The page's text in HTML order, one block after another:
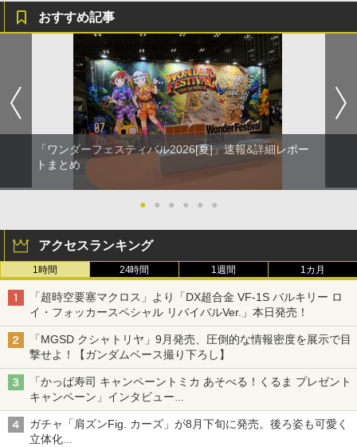
おすすめ記事
「ワンダーフェスティバル2026[夏]」速報&詳細レポー
トまとめ
● ● ● ● ● ●
アクセスランキング
1時間 24時間 1週間 1カ月
「超時空要塞マクロス」より「DX超合金 VF-1S バルキリー ロ
イ・フォッカースペシャル リバイバルVer.」本日発売！
「MGSD クシャトリヤ」9月発売、圧倒的な情報密度を展示で目
撃せよ！【ガンダムベース撮り下ろし】
「かっぱ寿司 キャンペーントミカ あそべる！くるま プレゼント
キャンペーン」インタビュー
子どもが楽しめるかっぱ寿司ならではの体験とコラボの楽しさを
追求
ガチャ「肩ズンFig. カーズ」が8月下旬に発売。後ろ姿も可愛く
立体化